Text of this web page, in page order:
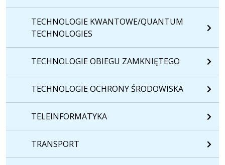
TECHNOLOGIE KWANTOWE/QUANTUM
TECHNOLOGIES
TECHNOLOGIE OBIEGU ZAMKNIĘTEGO
TECHNOLOGIE OCHRONY ŚRODOWISKA
TELEINFORMATYKA
TRANSPORT